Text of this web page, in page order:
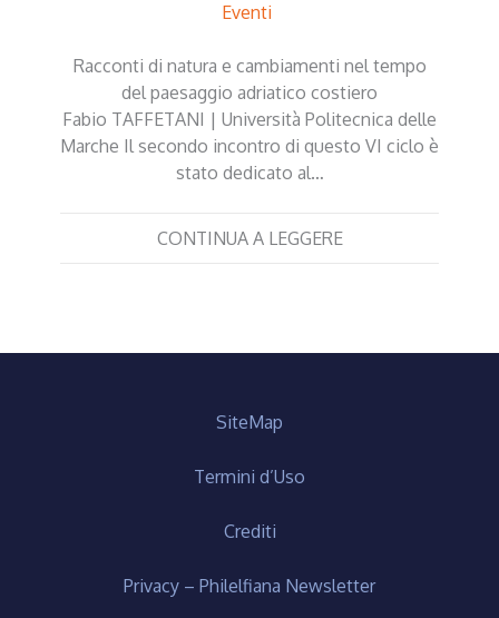
Eventi
Racconti di natura e cambiamenti nel tempo
del paesaggio adriatico costiero
Fabio TAFFETANI | Università Politecnica delle
Marche Il secondo incontro di questo VI ciclo è
stato dedicato al…
CONTINUA A LEGGERE
SiteMap
Termini d’Uso
Crediti
Privacy – Philelfiana Newsletter